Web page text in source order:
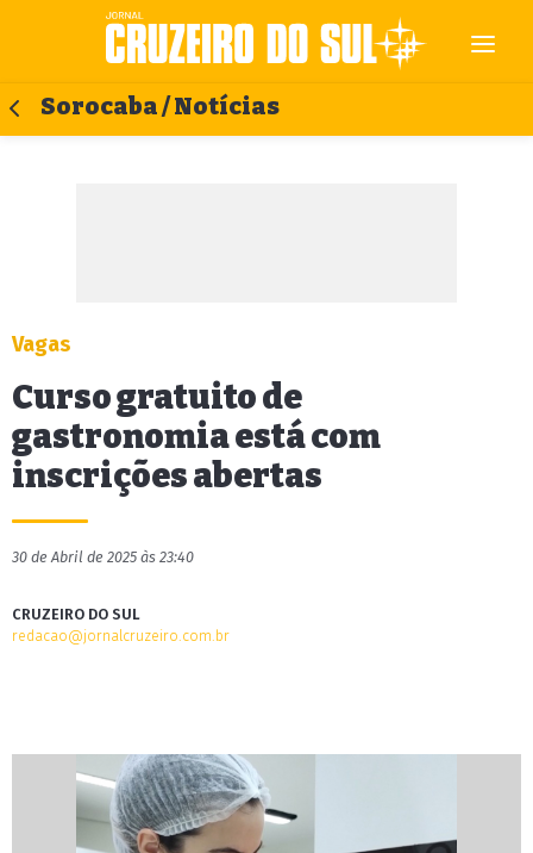
Sorocaba / Notícias
Vagas
Curso gratuito de
gastronomia está com
inscrições abertas
30 de Abril de 2025 às 23:40
CRUZEIRO DO SUL
redacao@jornalcruzeiro.com.br